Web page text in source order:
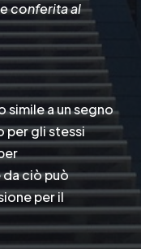
conferita al
simile a un segno
per gli stessi
ciò può
per il